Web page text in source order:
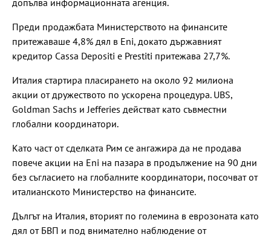
Преди продажбата Министерството на финансите
притежаваше 4,8% дял в Eni, докато държавният
кредитор Cassa Depositi e Prestiti притежава 27,7%.
Италия стартира пласирането на около 92 милиона
акции от дружеството по ускорена процедура. UBS,
Goldman Sachs и Jefferies действат като съвместни
глобални координатори.
Като част от сделката Рим се ангажира да не продава
повече акции на Eni на пазара в продължение на 90 дни
без съгласието на глобалните координатори, посочват от
италианското Министерство на финансите.
Дългът на Италия, вторият по големина в еврозоната като
дял от БВП и под внимателно наблюдение от